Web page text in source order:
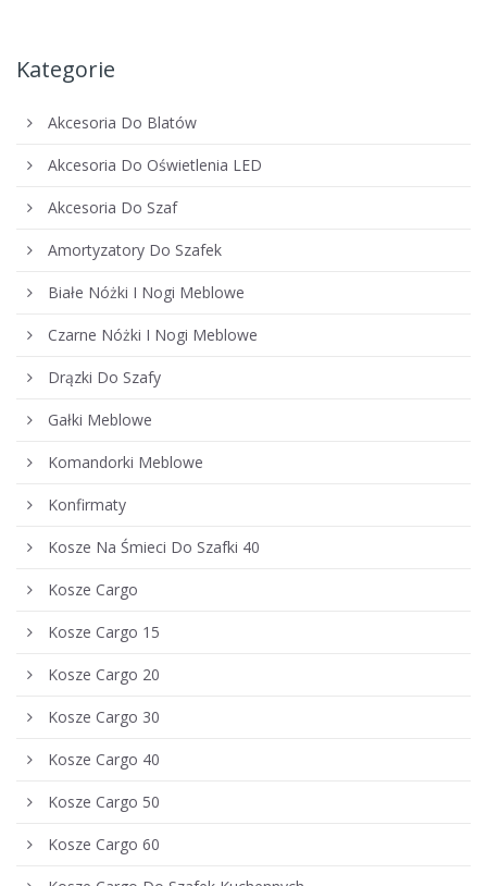
Kategorie
Akcesoria Do Blatów
Akcesoria Do Oświetlenia LED
Akcesoria Do Szaf
Amortyzatory Do Szafek
Białe Nóżki I Nogi Meblowe
Czarne Nóżki I Nogi Meblowe
Drązki Do Szafy
Gałki Meblowe
Komandorki Meblowe
Konfirmaty
Kosze Na Śmieci Do Szafki 40
Kosze Cargo
Kosze Cargo 15
Kosze Cargo 20
Kosze Cargo 30
Kosze Cargo 40
Kosze Cargo 50
Kosze Cargo 60